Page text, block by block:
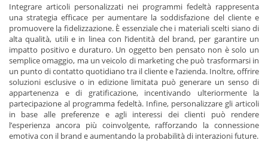
Integrare articoli personalizzati nei programmi fedeltà rappresenta
una strategia efficace per aumentare la soddisfazione del cliente e
promuovere la fidelizzazione. È essenziale che i materiali scelti siano di
alta qualità, utili e in linea con l’identità del brand, per garantire un
impatto positivo e duraturo. Un oggetto ben pensato non è solo un
semplice omaggio, ma un veicolo di marketing che può trasformarsi in
un punto di contatto quotidiano tra il cliente e l’azienda. Inoltre, offrire
soluzioni esclusive o in edizione limitata può generare un senso di
appartenenza e di gratificazione, incentivando ulteriormente la
partecipazione al programma fedeltà. Infine, personalizzare gli articoli
in base alle preferenze e agli interessi dei clienti può rendere
l’esperienza ancora più coinvolgente, rafforzando la connessione
emotiva con il brand e aumentando la probabilità di interazioni future.